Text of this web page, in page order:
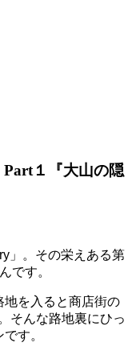
１『大山の隠
」。その栄えある第
です。
地を入ると商店街の
そんな路地裏にひっ
す。